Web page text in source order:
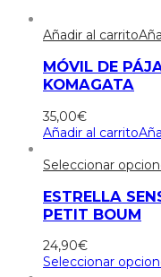
Añadir al carrito
MÓVIL DE
KOMAGATA
35,00€
Añadir al carrito
Seleccionar
ESTRELLA
PETIT BOUM
24,90€
Seleccionar